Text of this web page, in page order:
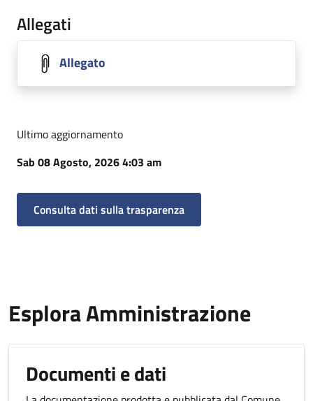
Allegati
Allegato
Ultimo aggiornamento
Sab 08 Agosto, 2026 4:03 am
Consulta dati sulla trasparenza
Esplora Amministrazione
Documenti e dati